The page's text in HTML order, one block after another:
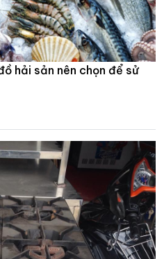
hải sản nên chọn để sử